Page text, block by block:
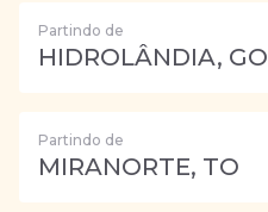
Partindo de
HIDROLÂNDIA, GO
Partindo de
MIRANORTE, TO